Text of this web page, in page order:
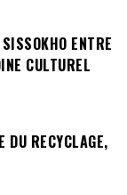
ENTRE
CULTUREL
DU RECYCLAGE,